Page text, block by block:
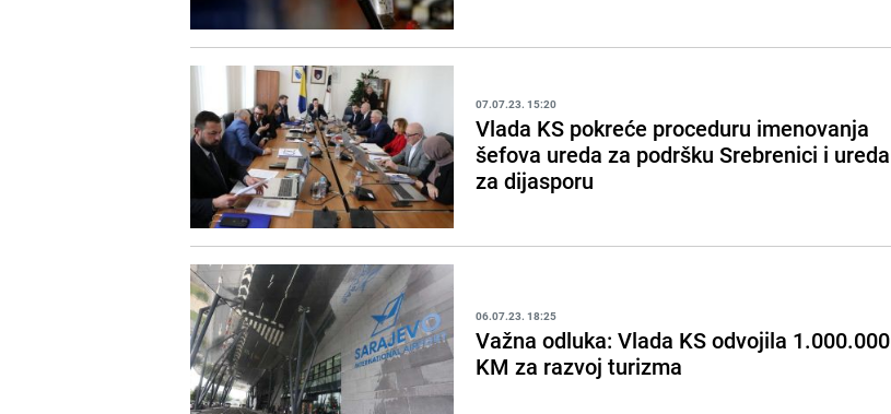
07.07.23. 15:20
Vlada KS pokreće proceduru imenovanja
šefova ureda za podršku Srebrenici i ureda
za dijasporu
06.07.23. 18:25
Važna odluka: Vlada KS odvojila 1.000.000
KM za razvoj turizma